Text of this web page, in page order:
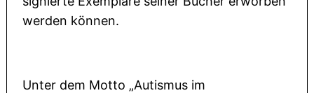
werden können.
Unter dem Motto „Autismus im